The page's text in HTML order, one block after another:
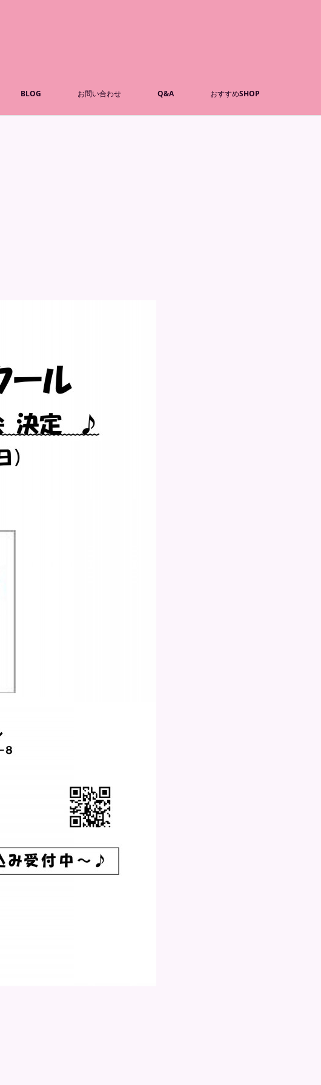
BLOG お問い合わせ Q&A おすすめSHOP